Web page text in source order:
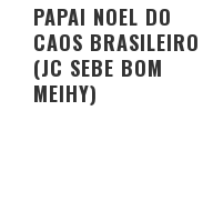
PAPAI NOEL DO
CAOS BRASILEIRO
(JC SEBE BOM
MEIHY)